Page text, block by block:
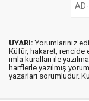
UYARI: Yorumlarınız
Küfür, hakaret, rencide
imla kuralları ile
harflerle yazılmış
yazarları sorumludur.